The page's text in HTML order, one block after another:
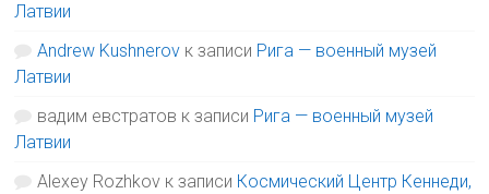
Латвии
Andrew Kushnerov к записи Рига — военный музей
Латвии
вадим евстратов к записи Рига — военный музей
Латвии
Alexey Rozhkov к записи Космический Центр Кеннеди,